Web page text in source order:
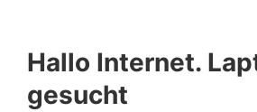
Hallo Internet.
gesucht